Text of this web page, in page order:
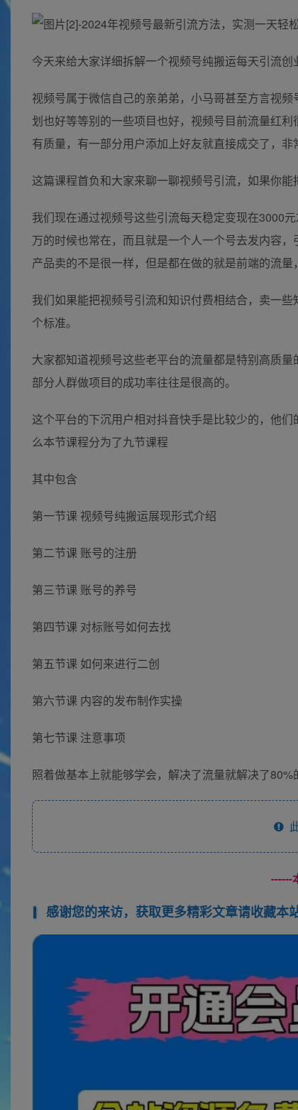
今天来给大家详细拆解一个视频号纯搬运每天引流创
视频号属于微信自己的亲弟弟，小马哥甚至方言视
划也好等等别的一些项目也好，视频号目前流量红
有质量，有一部分用户添加上好友就直接成交了，非
这篇课程首负和大家来聊一聊视频号引流，如果你
我们现在通过视频号这些引流每天稳定变现在3000
万的时候也常在，而且就是一个人一个号去发内容
产品卖的不是很一样，但是都在做的就是前端的流
我们如果能把视频号引流和知识付费相结合，卖一
个标准。
大家都知道视频号这些老平台的流量都是特别高质
部分人群做项目的成功率往往是很高的。
这个平台的下沉用户相对抖音快手是比较少的，他
么本节课程分为了九节课程
其中包含
第一节课 视频号纯搬运展现形式介绍
第二节课 账号的注册
第三节课 账号的养号
第四节课 对标账号如何去找
第五节课 如何来进行二创
第六节课 内容的发布制作实操
第七节课 注意事项
照着做基本上就能够学会，解决了流量就解决了80%
------
感谢您的来访，获取更多精彩文章请收藏本站